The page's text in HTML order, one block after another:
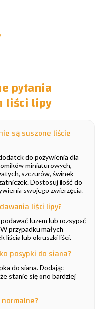
pytania
liści lipy
są suszone liście
do pożywienia dla
miniaturowych,
szczurów, świnek
Dostosuj ilość do
swojego zwierzęcia.
liści lipy?
luzem lub rozsypać
przypadku małych
liścia lub okruszki liści.
posypki do siana?
do siana. Dodając
stanie się ono bardziej
normalne?